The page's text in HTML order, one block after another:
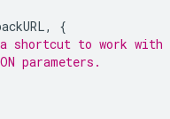
,
{
shortcut to work with
parameters.